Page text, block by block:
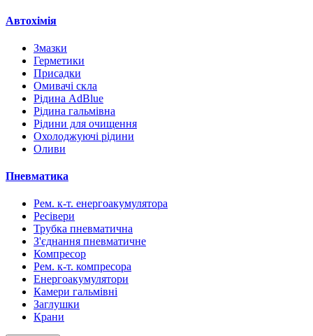
Автохімія
Змазки
Герметики
Присадки
Омивачі скла
Рідина AdBlue
Рідина гальмівна
Рідини для очищення
Охолоджуючі рідини
Оливи
Пневматика
Рем. к-т. енергоакумулятора
Ресівери
Трубка пневматична
З'єднання пневматичне
Компресор
Рем. к-т. компресора
Енергоакумулятори
Камери гальмівні
Заглушки
Крани